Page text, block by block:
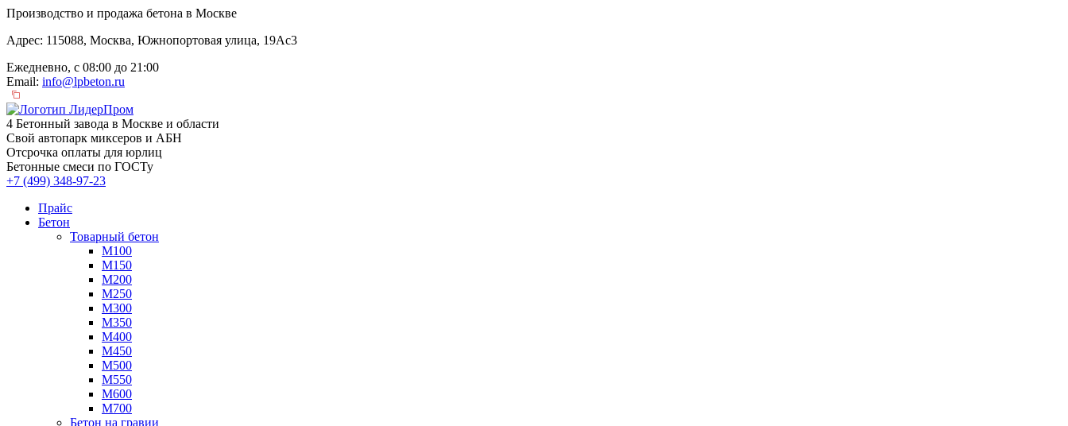
Производство и продажа бетона в Москве
Адрес: 115088, Москва, Южнопортовая улица, 19Ас3
Ежедневно, с 08:00 до 21:00
Email: info@lpbeton.ru
4 Бетонный завода в Москве и области
Свой автопарк миксеров и АБН
Отсрочка оплаты для юрлиц
Бетонные смеси по ГОСТу
+7 (499) 348-97-23
Прайс
Бетон
Товарный бетон
М100
М150
М200
М250
М300
М350
М400
М450
М500
М550
М600
М700
Бетон на гравии